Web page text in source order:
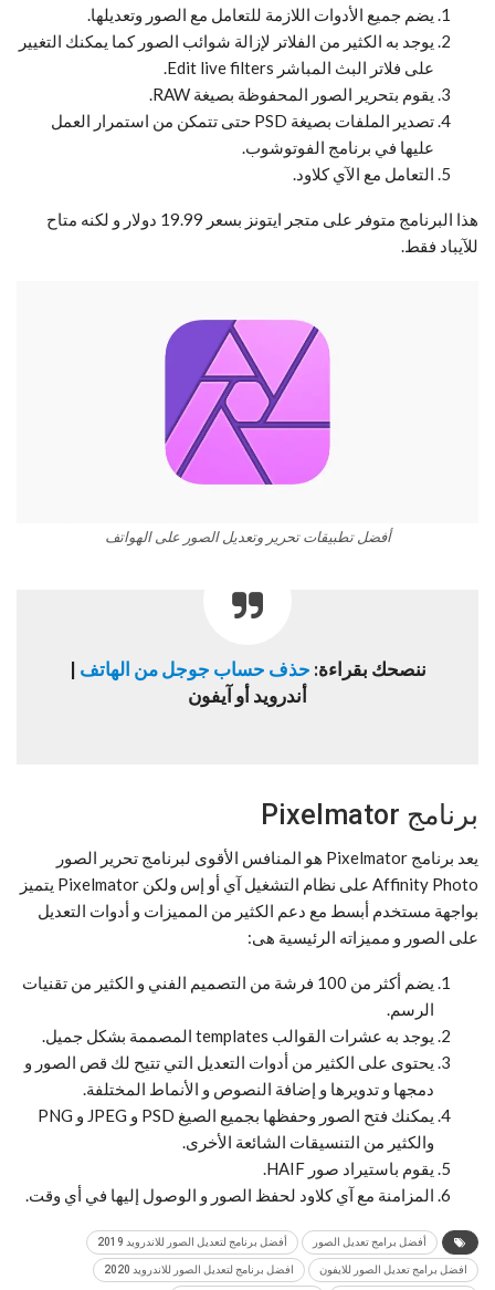
يضم جميع الأدوات اللازمة للتعامل مع الصور وتعديلها.
يوجد به الكثير من الفلاتر لإزالة شوائب الصور كما يمكنك التغيير
على فلاتر البث المباشر Edit live filters.
يقوم بتحرير الصور المحفوظة بصيغة RAW.
تصدير الملفات بصيغة PSD حتى تتمكن من استمرار العمل
عليها في برنامج الفوتوشوب.
التعامل مع الآي كلاود.
هذا البرنامج متوفر على متجر ايتونز بسعر 19.99 دولار و لكنه متاح
للآيباد فقط.
أفضل تطبيقات تحرير وتعديل الصور على الهواتف
ننصحك بقراءة: حذف حساب جوجل من الهاتف
أندرويد أو آيفون
برنامج Pixelmator
يعد برنامج Pixelmator هو المنافس الأقوى لبرنامج تحرير الصور
Affinity Photo على نظام التشغيل آي أو إس ولكن Pixelmator يتميز
بواجهة مستخدم أبسط مع دعم الكثير من المميزات و أدوات التعديل
على الصور و مميزاته الرئيسية هى:
يضم أكثر من 100 فرشة من التصميم الفني و الكثير من تقنيات
الرسم.
يوجد به عشرات القوالب templates المصممة بشكل جميل.
يحتوى على الكثير من أدوات التعديل التي تتيح لك قص الصور و
دمجها و تدويرها و إضافة النصوص و الأنماط المختلفة.
يمكنك فتح الصور وحفظها بجميع الصيغ PSD و JPEG و PNG
والكثير من التنسيقات الشائعة الأخرى.
يقوم باستيراد صور HAIF.
المزامنة مع آي كلاود لحفظ الصور و الوصول إليها في أي وقت.
أفضل برامج تعديل الصور أفضل برنامج لتعديل الصور للاندرويد 2019
افضل برامج تعديل الصور للايفون افضل برنامج لتعديل الصور للاندرويد 2020